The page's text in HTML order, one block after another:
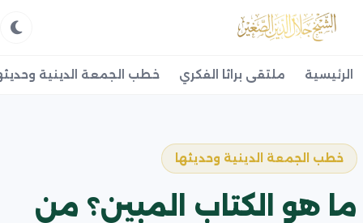
الرئيسية ملتقى براثا الفكري خطب الجمعة الدينية
خطب الجمعة الدينية وحديثها
ما هو الكتاب المبين؟ من